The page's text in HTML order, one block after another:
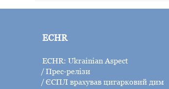
ECHR
ECHR: Ukrainian Aspect
Прес-релізи
ЄСПЛ врахував цигарковий дим